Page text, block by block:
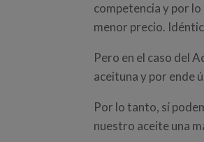
competencia y por
menor precio.
Pero en el caso del
aceituna y por ende
Por lo tanto, sí
nuestro aceite una